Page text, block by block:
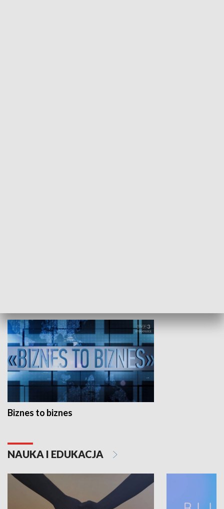
Biznes to biznes
NAUKA I EDUKACJA